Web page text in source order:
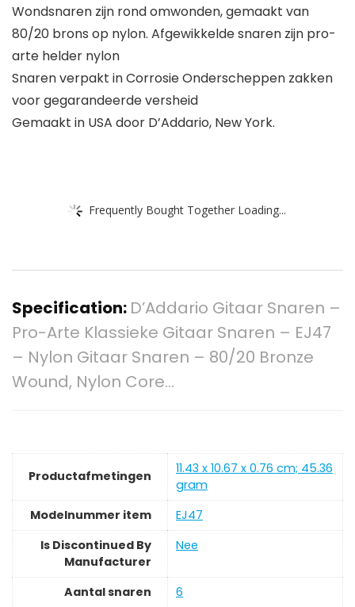
Wondsnaren zijn rond omwonden, gemaakt van
80/20 brons op nylon. Afgewikkelde snaren zijn pro-
arte helder nylon
Snaren verpakt in Corrosie Onderscheppen zakken
voor gegarandeerde versheid
Gemaakt in USA door D’Addario, New York.
Frequently Bought Together Loading...
Specification: D’Addario Gitaar Snaren –
Pro-Arte Klassieke Gitaar Snaren – EJ47
– Nylon Gitaar Snaren – 80/20 Bronze
Wound, Nylon Core…
Productafmetingen
‎11.43 x 10.67 x 0.76 cm; 45.36
gram
Modelnummer item
‎EJ47
Is Discontinued By
Manufacturer
‎Nee
Aantal snaren ‎6